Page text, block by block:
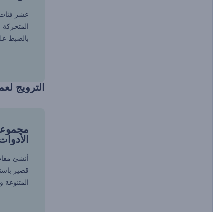
عشر فئات
المتحركة
بالضبط
الترويج
أنشئ
قصير